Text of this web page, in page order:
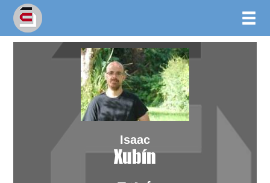
Isaac
Xubín